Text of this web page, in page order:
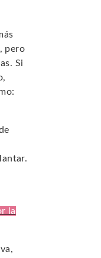
pero
Si
la